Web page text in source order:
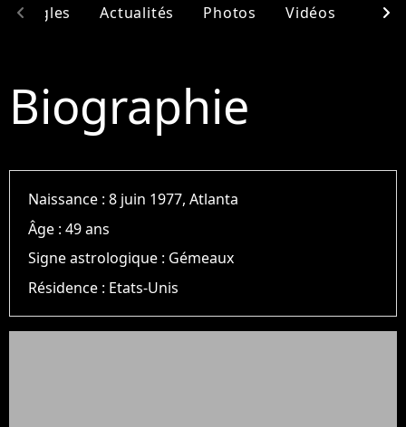
Singles Actualités Photos Vidéos
chevron_left chevron_right
Biographie
Naissance :8 juin 1977, Atlanta
Âge :49 ans
Signe astrologique : Gémeaux
Résidence : Etats-Unis